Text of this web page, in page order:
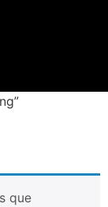
que